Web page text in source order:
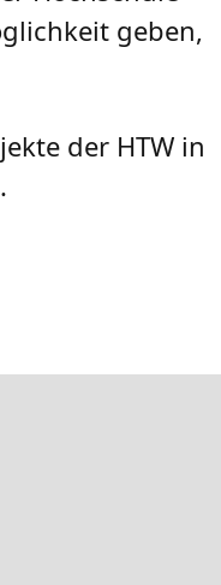
geben,
der HTW in